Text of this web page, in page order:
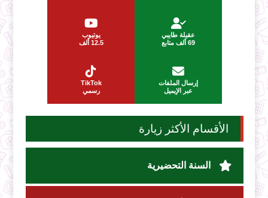
عقيلة طايبي
69 ألف متابع
يوتيوب
12.5 ألف
إرسال الملفات
عبر الإيميل
TikTok
رسمي
الأقسام الأكثر زيارة
السنة التحضيرية